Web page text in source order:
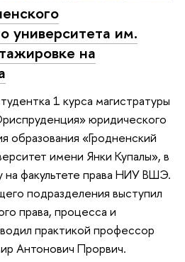
университета им.
на
1 курса магистратуры
юридического
образования «Гродненский
имени Янки Купалы», в
на факультете права НИУ ВШЭ.
подразделения выступил
права, процесса и
практикой профессор
Антонович Прорвич.